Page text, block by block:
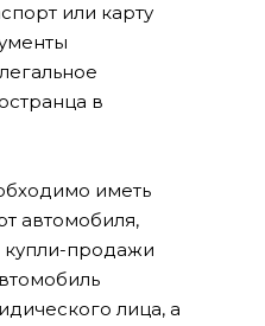
или карту
в
иметь
автомобиля,
купли-продажи
лица, а